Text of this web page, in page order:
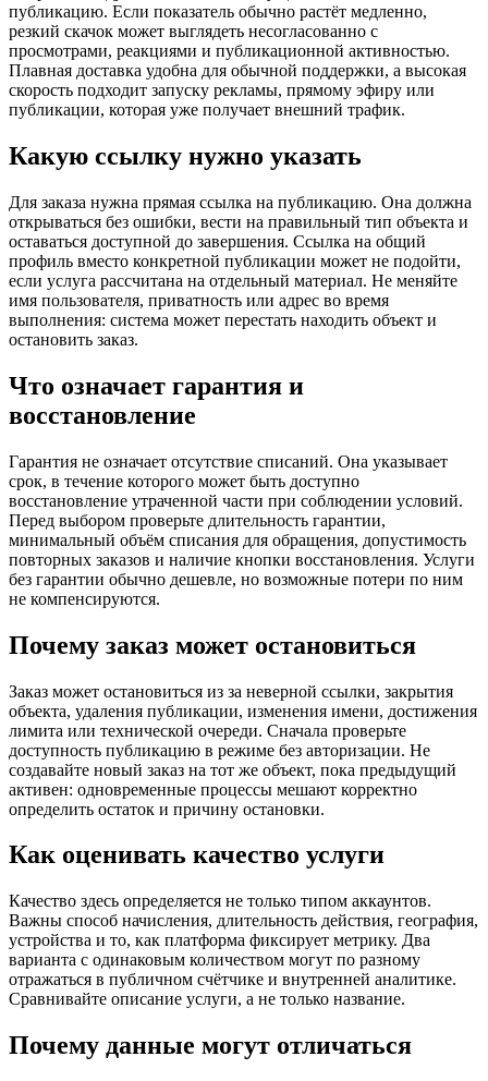
публикацию. Если показатель обычно растёт медленно,
резкий скачок может выглядеть несогласованно с
просмотрами, реакциями и публикационной активностью.
Плавная доставка удобна для обычной поддержки, а высокая
скорость подходит запуску рекламы, прямому эфиру или
публикации, которая уже получает внешний трафик.
Какую ссылку нужно указать
Для заказа нужна прямая ссылка на публикацию. Она должна
открываться без ошибки, вести на правильный тип объекта и
оставаться доступной до завершения. Ссылка на общий
профиль вместо конкретной публикации может не подойти,
если услуга рассчитана на отдельный материал. Не меняйте
имя пользователя, приватность или адрес во время
выполнения: система может перестать находить объект и
остановить заказ.
Что означает гарантия и
восстановление
Гарантия не означает отсутствие списаний. Она указывает
срок, в течение которого может быть доступно
восстановление утраченной части при соблюдении условий.
Перед выбором проверьте длительность гарантии,
минимальный объём списания для обращения, допустимость
повторных заказов и наличие кнопки восстановления. Услуги
без гарантии обычно дешевле, но возможные потери по ним
не компенсируются.
Почему заказ может остановиться
Заказ может остановиться из за неверной ссылки, закрытия
объекта, удаления публикации, изменения имени, достижения
лимита или технической очереди. Сначала проверьте
доступность публикацию в режиме без авторизации. Не
создавайте новый заказ на тот же объект, пока предыдущий
активен: одновременные процессы мешают корректно
определить остаток и причину остановки.
Как оценивать качество услуги
Качество здесь определяется не только типом аккаунтов.
Важны способ начисления, длительность действия, география,
устройства и то, как платформа фиксирует метрику. Два
варианта с одинаковым количеством могут по разному
отражаться в публичном счётчике и внутренней аналитике.
Сравнивайте описание услуги, а не только название.
Почему данные могут отличаться